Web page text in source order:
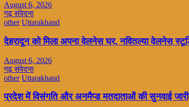
August 6, 2026
गढ़ संवेदना
other Uttarakhand
देहरादून को मिला अपना वेलनेस घर, नवितल्या वेलनेस
August 6, 2026
गढ़ संवेदना
other Uttarakhand
प्रदेश में विसंगति और अनमैप्ड मतदाताओं की सुनवाई